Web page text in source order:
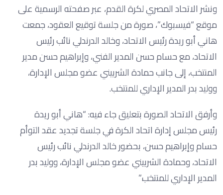
ونشر الاتحاد المصري لكرة القدم، عبر صفحته الرسمية على
موقع “فيسبوك”، صورة من جلسة توقيع العقود، جمعت
هاني أبو ريدة رئيس الاتحاد، وخالد الدرندلي نائب رئيس
الاتحاد، مع حسام حسن المدير الفني، وإبراهيم حسن مدير
المنتخب، إلى جانب حمادة الشربيني عضو مجلس الإدارة،
ووليد بدر المدير الإداري للمنتخب.
وأرفق الاتحاد الصورة بتعليق جاء فيه: “هاني أبو ريدة
رئيس مجلس إدارة اتحاد الكرة في جلسة تجديد عقد التوأم
حسام وإبراهيم حسن، بحضور خالد الدرندلي نائب رئيس
الاتحاد، وحمادة الشربيني عضو مجلس الإدارة، ووليد بدر
المدير الإداري للمنتخب.”